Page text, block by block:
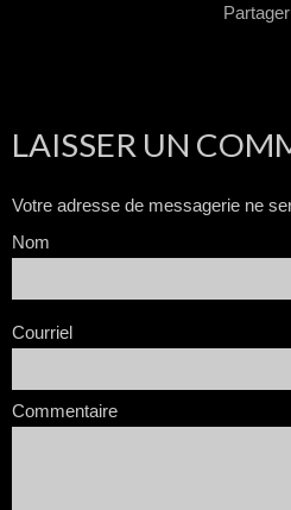
Partager
LAISSER UN
Votre adresse de messagerie ne
Nom
Courriel
Commentaire